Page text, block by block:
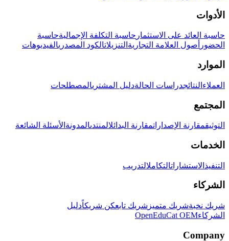
الأدوات
حاسبة العائد على الاستثمار حاسبة التكلفة الإجماليةحاسبة
الحضور أصول العلامة التجارية التنزيلاتالكود المصدريالفيديوهات
الموارد
العملاء النتائجدراسات الحالةدليل المشتريالمصطلحات
المجتمع
التوثيقمقارنة الإصداراتمقارنة البدائلالمنتدىالمدونة الأسئلة الشائعة
الخدمات
التنفيذ الاستشاراتالتكاملالتدريب
الشركاء
شريك نخبةشريك متميز شريك تابعكن شريكاًدليل
الشركاءOpenEduCat OEM
Company